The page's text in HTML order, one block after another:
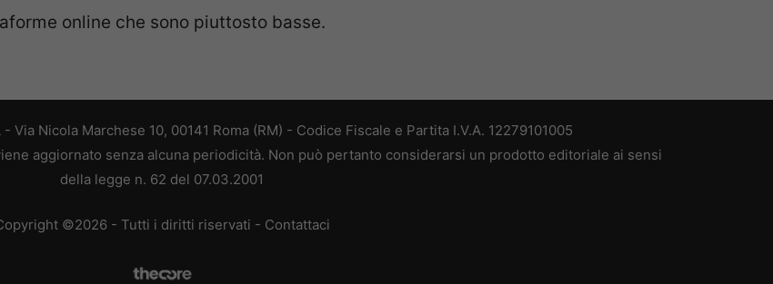
online che sono piuttosto basse.
Via Nicola Marchese 10, 00141 Roma (RM) - Codice Fiscale e Partita I.V.A. 12279101005
aggiornato senza alcuna periodicità. Non può pertanto considerarsi un prodotto editoriale ai sensi
della legge n. 62 del 07.03.2001
©2026 - Tutti i diritti riservati - Contattaci